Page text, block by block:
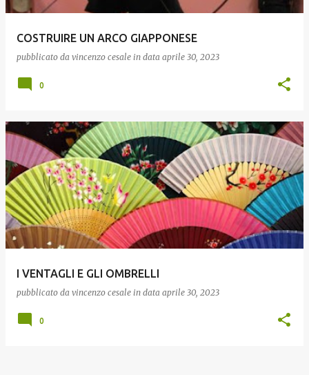
COSTRUIRE UN ARCO GIAPPONESE
pubblicato da vincenzo cesale in data aprile 30, 2023
0
I VENTAGLI E GLI OMBRELLI
pubblicato da vincenzo cesale in data aprile 30, 2023
0